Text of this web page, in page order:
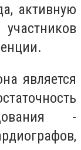
активную
является
-